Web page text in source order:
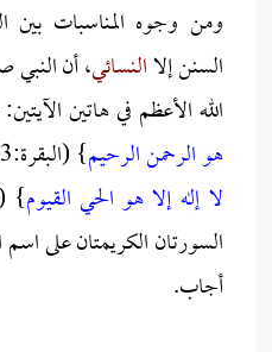
ومن وجوه المناسبات بين
السنن إلاالنسائي، أن النبي
الله الأعظم في هاتين
هو الرحمن الرحيم} (البقرة:163) وفاتحة آل عمران: {
لا إله إلا هو الحي القيوم
السورتان الكريمتان على
أجاب.